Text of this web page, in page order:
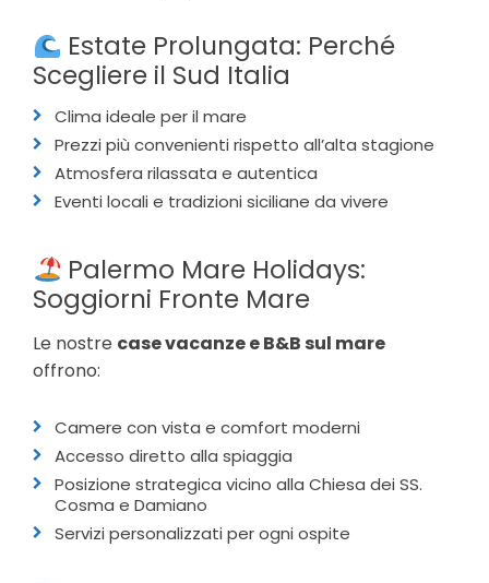
Estate Prolungata: Perché
Scegliere il Sud Italia
Clima ideale per il mare
Prezzi più convenienti rispetto all’alta stagione
Atmosfera rilassata e autentica
Eventi locali e tradizioni siciliane da vivere
Palermo Mare Holidays:
Soggiorni Fronte Mare
Le nostre case vacanze e B&B sul mare
offrono:
Camere con vista e comfort moderni
Accesso diretto alla spiaggia
Posizione strategica vicino alla Chiesa dei SS.
Cosma e Damiano
Servizi personalizzati per ogni ospite